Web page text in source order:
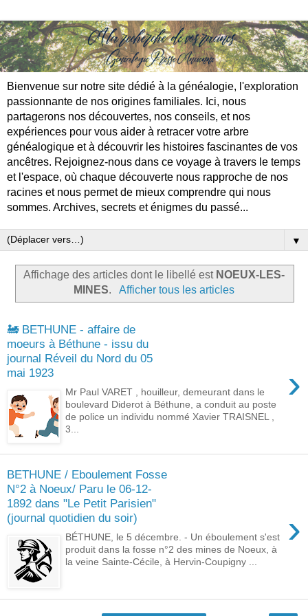
Bienvenue sur notre site dédié à la généalogie, l'exploration
passionnante de nos origines familiales. Ici, nous
partagerons nos découvertes, nos conseils, et nos
expériences pour vous aider à retracer votre arbre
généalogique et à découvrir les histoires fascinantes de vos
ancêtres. Rejoignez-nous dans ce voyage à travers le temps
et l'espace, où chaque découverte nous rapproche de nos
racines et nous permet de mieux comprendre qui nous
sommes. Archives, secrets et énigmes du passé...
▼
Affichage des articles dont le libellé est NOEUX-LES-
MINES. Afficher tous les articles
🚂 BETHUNE - affaire de
moeurs à Béthune - issu du
journal Réveil du Nord du 05
mai 1923
›
Mr Paul VARET , houilleur, demeurant dans le
boulevard Diderot à Béthune, a conduit au poste
de police un individu nommé Xavier TRAISNEL ,
3...
BETHUNE / Eboulement Fosse
N°2 à Noeux/ Paru le 06-12-
1892 dans "Le Petit Parisien"
(journal quotidien du soir)
›
BÉTHUNE, le 5 décembre. - Un éboulement s'est
produit dans la fosse n°2 des mines de Noeux, à
la veine Sainte-Cécile, à Hervin-Coupigny ...